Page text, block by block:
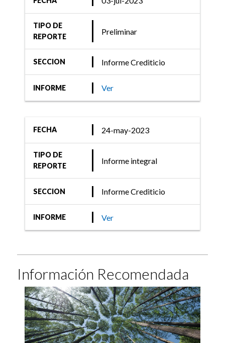
TIPO DE
REPORTE
Preliminar
SECCION Informe Crediticio
INFORME Ver
FECHA 24-may-2023
TIPO DE
REPORTE
Informe integral
SECCION Informe Crediticio
INFORME Ver
Información Recomendada